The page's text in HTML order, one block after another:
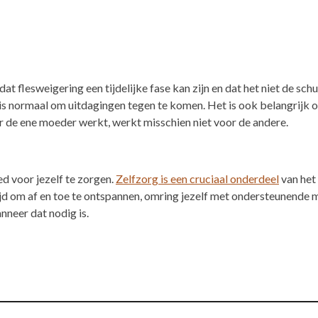
flesweigering een tijdelijke fase kan zijn en dat het niet de
normaal om uitdagingen tegen te komen. Het is ook belangrijk
de ene moeder werkt, werkt misschien niet voor de andere.
voor jezelf te zorgen. Zelfzorg is een cruciaal onderdeelvan
om af en toe te ontspannen, omring jezelf met ondersteunende
dat nodig is.